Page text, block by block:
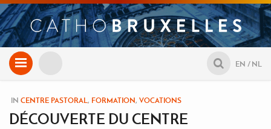
Aller
au
NL
EN
IN CENTRE PASTORAL, FORMATION, VOCATIONS
DÉCOUVERTE DU CENTRE